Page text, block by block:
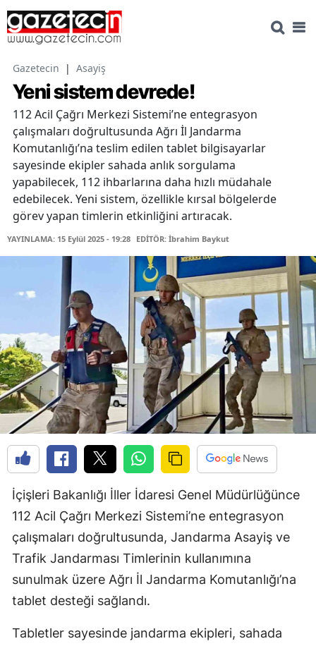
Gazetecin | Asayiş
Yeni sistem devrede!
112 Acil Çağrı Merkezi Sistemi’ne entegrasyon
çalışmaları doğrultusunda Ağrı İl Jandarma
Komutanlığı’na teslim edilen tablet bilgisayarlar
sayesinde ekipler sahada anlık sorgulama
yapabilecek, 112 ihbarlarına daha hızlı müdahale
edebilecek. Yeni sistem, özellikle kırsal bölgelerde
görev yapan timlerin etkinliğini artıracak.
YAYINLAMA: 15 Eylül 2025 - 19:28 EDİTÖR: İbrahim Baykut
İçişleri Bakanlığı İller İdaresi Genel Müdürlüğünce
112 Acil Çağrı Merkezi Sistemi’ne entegrasyon
çalışmaları doğrultusunda, Jandarma Asayiş ve
Trafik Jandarması Timlerinin kullanımına
sunulmak üzere Ağrı İl Jandarma Komutanlığı’na
tablet desteği sağlandı.
Tabletler sayesinde jandarma ekipleri, sahada